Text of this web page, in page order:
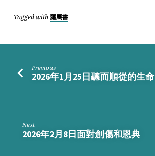
Tagged with 羅馬書
Previous
2026年1月25日聽而順從的生命
Next
2026年2月8日面對創傷和恩典